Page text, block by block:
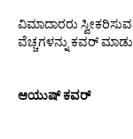
ವಿಮಾದಾರರು
ವೆಚ್ಚಗಳನ್ನು ಕವರ್
ಆಯುಷ್ ಕವರ್